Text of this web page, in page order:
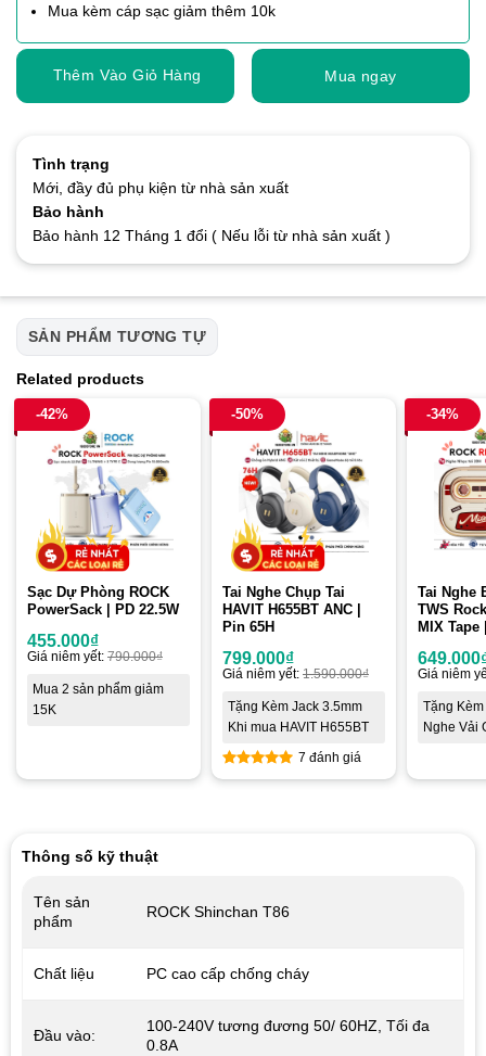
Mua kèm cáp sạc giảm thêm 10k
Thêm Vào Giỏ Hàng Mua ngay
Tình trạng
Mới, đầy đủ phụ kiện từ nhà sản xuất
Bảo hành
Bảo hành 12 Tháng 1 đổi ( Nếu lỗi từ nhà sản xuất )
SẢN PHẨM TƯƠNG TỰ
Related products
-42%
Sạc Dự Phòng ROCK
PowerSack | PD 22.5W
455.000₫
Giá niêm yết: 790.000₫
Mua 2 sản phẩm giảm
15K
-50%
Tai Nghe Chụp Tai
HAVIT H655BT ANC |
Pin 65H
5out of 5
799.000₫
Giá niêm yết: 1.590.000₫
Tặng Kèm Jack 3.5mm
Khi mua HAVIT H655BT
7 đánh giá
-34%
Tai Nghe
TWS
MIX Tape
649.000
Giá niêm
Tặng
Nghe Vải
Thông số kỹ thuật
Tên sản
phẩm
ROCK Shinchan T86
Chất liệu PC cao cấp chống cháy
Đầu vào:
100-240V tương đương 50/ 60HZ, Tối đa
0.8A